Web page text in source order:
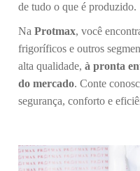
de tudo o que é produzido.
Na Protmax, você
frigoríficos e outros
alta qualidade, à pronta
do mercado. Conte
segurança, conforto e